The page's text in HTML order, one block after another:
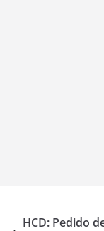
HCD: Pedido